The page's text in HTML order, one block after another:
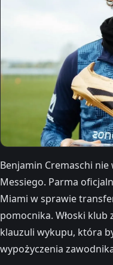
Benjamin Cremaschi
Messiego. Parma
Miami w sprawie
pomocnika. Włoski klub
klauzuli wykupu, która
wypożyczenia